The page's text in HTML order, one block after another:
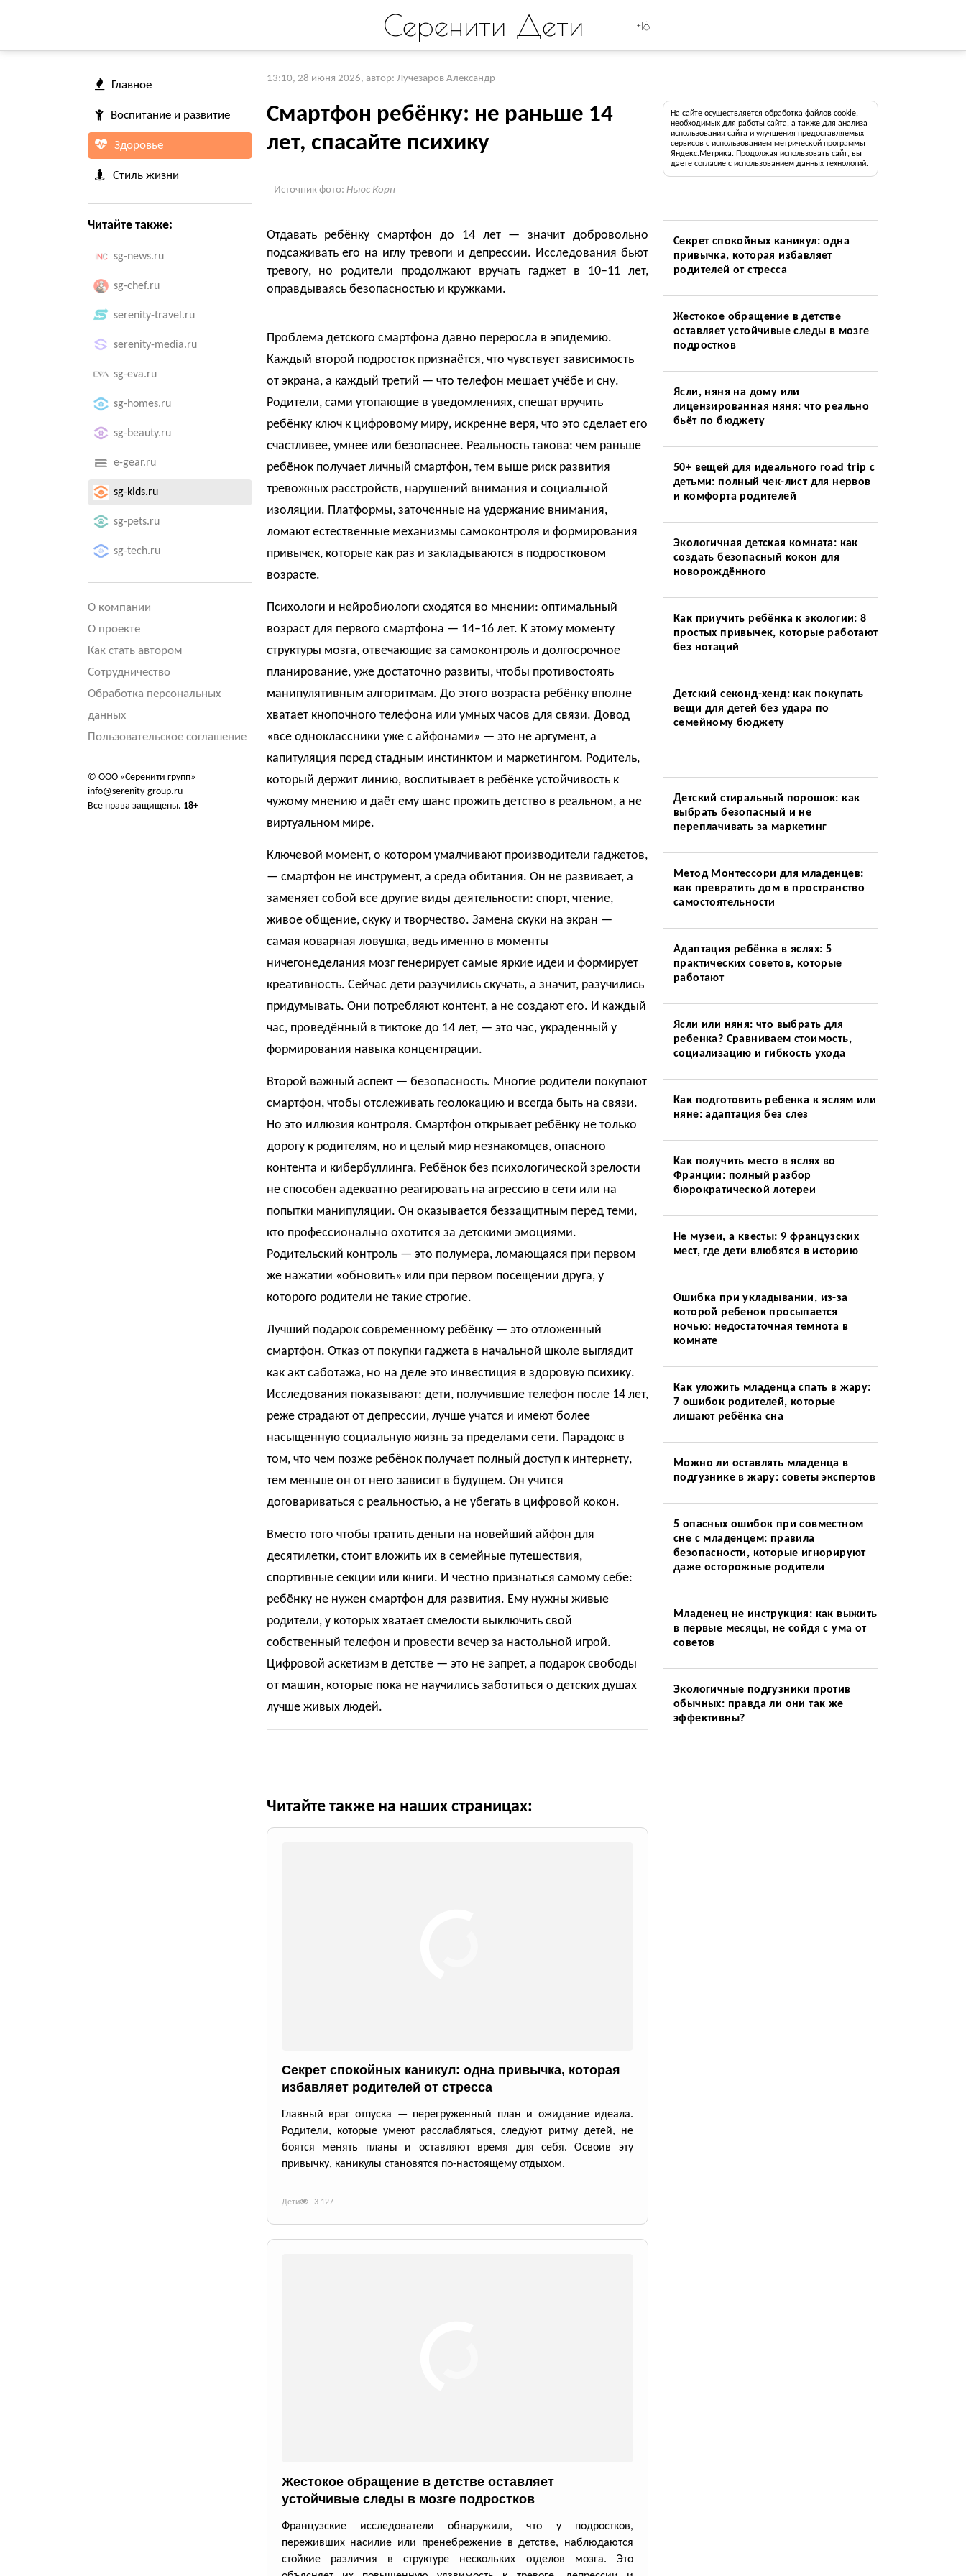
Серенити Дети +18
Главное
Воспитание и развитие
Здоровье
Стиль жизни
Читайте также:
sg-news.ru
sg-chef.ru
serenity-travel.ru
serenity-media.ru
sg-eva.ru
sg-homes.ru
sg-beauty.ru
e-gear.ru
sg-kids.ru
sg-pets.ru
sg-tech.ru
О компании
О проекте
Как стать автором
Сотрудничество
Обработка персональных
данных
Пользовательское соглашение
© ООО «Серенити групп»
info@serenity-group.ru
Все права защищены. 18+
13:10, 28 июня 2026, автор: Лучезаров Александр
Смартфон ребёнку: не раньше 14
лет, спасайте психику
Источник фото: Ньюс Корп
Отдавать ребёнку смартфон до 14 лет — значит добровольно
подсаживать его на иглу тревоги и депрессии. Исследования бьют
тревогу, но родители продолжают вручать гаджет в 10–11 лет,
оправдываясь безопасностью и кружками.
Проблема детского смартфона давно переросла в эпидемию.
Каждый второй подросток признаётся, что чувствует зависимость
от экрана, а каждый третий — что телефон мешает учёбе и сну.
Родители, сами утопающие в уведомлениях, спешат вручить
ребёнку ключ к цифровому миру, искренне веря, что это сделает его
счастливее, умнее или безопаснее. Реальность такова: чем раньше
ребёнок получает личный смартфон, тем выше риск развития
тревожных расстройств, нарушений внимания и социальной
изоляции. Платформы, заточенные на удержание внимания,
ломают естественные механизмы самоконтроля и формирования
привычек, которые как раз и закладываются в подростковом
возрасте.
Психологи и нейробиологи сходятся во мнении: оптимальный
возраст для первого смартфона — 14–16 лет. К этому моменту
структуры мозга, отвечающие за самоконтроль и долгосрочное
планирование, уже достаточно развиты, чтобы противостоять
манипулятивным алгоритмам. До этого возраста ребёнку вполне
хватает кнопочного телефона или умных часов для связи. Довод
«все одноклассники уже с айфонами» — это не аргумент, а
капитуляция перед стадным инстинктом и маркетингом. Родитель,
который держит линию, воспитывает в ребёнке устойчивость к
чужому мнению и даёт ему шанс прожить детство в реальном, а не
виртуальном мире.
Ключевой момент, о котором умалчивают производители гаджетов,
— смартфон не инструмент, а среда обитания. Он не развивает, а
заменяет собой все другие виды деятельности: спорт, чтение,
живое общение, скуку и творчество. Замена скуки на экран —
самая коварная ловушка, ведь именно в моменты
ничегонеделания мозг генерирует самые яркие идеи и формирует
креативность. Сейчас дети разучились скучать, а значит, разучились
придумывать. Они потребляют контент, а не создают его. И каждый
час, проведённый в тиктоке до 14 лет, — это час, украденный у
формирования навыка концентрации.
Второй важный аспект — безопасность. Многие родители покупают
смартфон, чтобы отслеживать геолокацию и всегда быть на связи.
Но это иллюзия контроля. Смартфон открывает ребёнку не только
дорогу к родителям, но и целый мир незнакомцев, опасного
контента и кибербуллинга. Ребёнок без психологической зрелости
не способен адекватно реагировать на агрессию в сети или на
попытки манипуляции. Он оказывается беззащитным перед теми,
кто профессионально охотится за детскими эмоциями.
Родительский контроль — это полумера, ломающаяся при первом
же нажатии «обновить» или при первом посещении друга, у
которого родители не такие строгие.
Лучший подарок современному ребёнку — это отложенный
смартфон. Отказ от покупки гаджета в начальной школе выглядит
как акт саботажа, но на деле это инвестиция в здоровую психику.
Исследования показывают: дети, получившие телефон после 14 лет,
реже страдают от депрессии, лучше учатся и имеют более
насыщенную социальную жизнь за пределами сети. Парадокс в
том, что чем позже ребёнок получает полный доступ к интернету,
тем меньше он от него зависит в будущем. Он учится
договариваться с реальностью, а не убегать в цифровой кокон.
Вместо того чтобы тратить деньги на новейший айфон для
десятилетки, стоит вложить их в семейные путешествия,
спортивные секции или книги. И честно признаться самому себе:
ребёнку не нужен смартфон для развития. Ему нужны живые
родители, у которых хватает смелости выключить свой
собственный телефон и провести вечер за настольной игрой.
Цифровой аскетизм в детстве — это не запрет, а подарок свободы
от машин, которые пока не научились заботиться о детских душах
лучше живых людей.
Читайте также на наших страницах:
Секрет спокойных каникул: одна привычка, которая
избавляет родителей от стресса
Главный враг отпуска — перегруженный план и ожидание идеала.
Родители, которые умеют расслабляться, следуют ритму детей, не
боятся менять планы и оставляют время для себя. Освоив эту
привычку, каникулы становятся по-настоящему отдыхом.
Дети 3 127
Жестокое обращение в детстве оставляет
устойчивые следы в мозге подростков
Французские исследователи обнаружили, что у подростков,
переживших насилие или пренебрежение в детстве, наблюдаются
стойкие различия в структуре нескольких отделов мозга. Это
На сайте осуществляется обработка файлов cookie,
необходимых для работы сайта, а также для анализа
использования сайта и улучшения предоставляемых
сервисов с использованием метрической программы
Яндекс.Метрика. Продолжая использовать сайт, вы
даете согласие с использованием данных технологий.
Секрет спокойных каникул: одна
привычка, которая избавляет
родителей от стресса
Жестокое обращение в детстве
оставляет устойчивые следы в мозге
подростков
Ясли, няня на дому или
лицензированная няня: что реально
бьёт по бюджету
50+ вещей для идеального road trip с
детьми: полный чек-лист для нервов
и комфорта родителей
Экологичная детская комната: как
создать безопасный кокон для
новорождённого
Как приучить ребёнка к экологии: 8
простых привычек, которые работают
без нотаций
Детский секонд-хенд: как покупать
вещи для детей без удара по
семейному бюджету
Детский стиральный порошок: как
выбрать безопасный и не
переплачивать за маркетинг
Метод Монтессори для младенцев:
как превратить дом в пространство
самостоятельности
Адаптация ребёнка в яслях: 5
практических советов, которые
работают
Ясли или няня: что выбрать для
ребенка? Сравниваем стоимость,
социализацию и гибкость ухода
Как подготовить ребенка к яслям или
няне: адаптация без слез
Как получить место в яслях во
Франции: полный разбор
бюрократической лотереи
Не музеи, а квесты: 9 французских
мест, где дети влюбятся в историю
Ошибка при укладывании, из-за
которой ребенок просыпается
ночью: недостаточная темнота в
комнате
Как уложить младенца спать в жару:
7 ошибок родителей, которые
лишают ребёнка сна
Можно ли оставлять младенца в
подгузнике в жару: советы экспертов
5 опасных ошибок при совместном
сне с младенцем: правила
безопасности, которые игнорируют
даже осторожные родители
Младенец не инструкция: как выжить
в первые месяцы, не сойдя с ума от
советов
Экологичные подгузники против
обычных: правда ли они так же
эффективны?